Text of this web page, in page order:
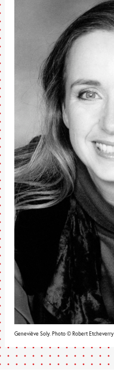
Geneviève Soly. Photo © Robert Etcheverry